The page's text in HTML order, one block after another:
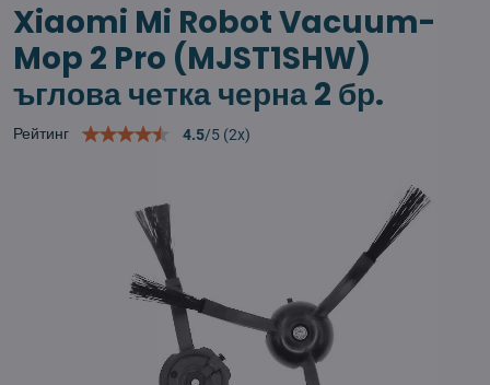
Xiaomi Mi Robot Vacuum-
Mop 2 Pro (MJST1SHW)
ъглова четка черна 2 бр.
Рейтинг 4.5/5 (2x)